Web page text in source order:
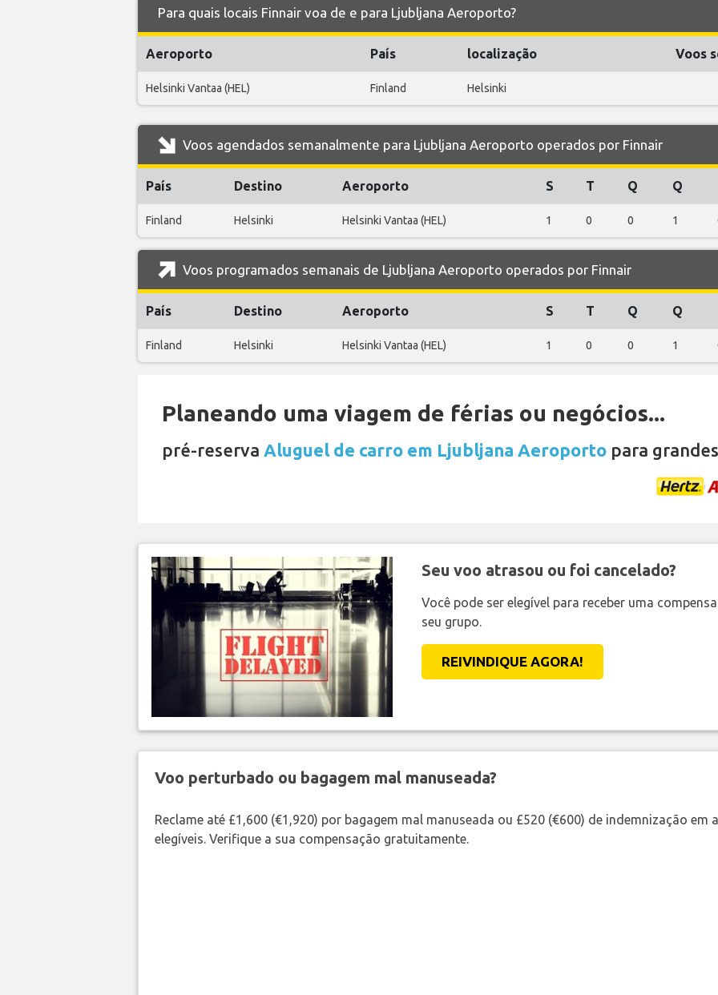
Para quais locais Finnair voa de e para Ljubljana Aeroporto?
Aeroporto País localização Voos
Helsinki Vantaa (HEL) Finland Helsinki
Voos agendados semanalmente para Ljubljana Aeroporto operados por Finnair
País Destino Aeroporto S T Q Q
Finland Helsinki Helsinki Vantaa (HEL) 1 0 0 1
Voos programados semanais de Ljubljana Aeroporto operados por Finnair
País Destino Aeroporto S T Q Q
Finland Helsinki Helsinki Vantaa (HEL) 1 0 0 1
Planeando uma viagem de férias ou negócios...
pré-reserva Aluguel de carro em Ljubljana Aeroporto para
Seu voo atrasou ou foi cancelado?
Você pode ser elegível para receber uma
seu grupo.
REIVINDIQUE AGORA!
Voo perturbado ou bagagem mal manuseada?
Reclame até £1,600 (€1,920) por bagagem mal manuseada ou £520 (€600) de indemnização
elegíveis. Verifique a sua compensação gratuitamente.